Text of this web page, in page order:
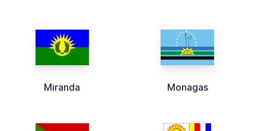
Miranda Monagas